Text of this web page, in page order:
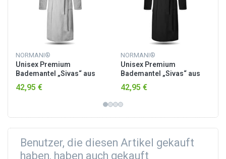
NORMANI®
Unisex Premium
Bademantel „Sivas“ aus
Frottee - OEKO-TEX® 100
Weiß
42,95 €
NORMANI®
Unisex Premium
Bademantel „Sivas“ aus
Frottee - OEKO-TEX® 100
Schwarz
42,95 €
Benutzer, die diesen Artikel gekauft
haben, haben auch gekauft